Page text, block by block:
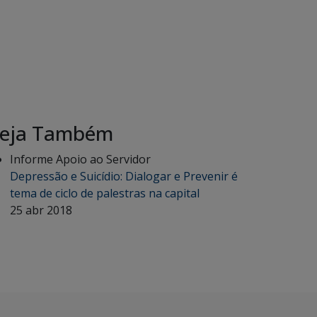
Também
Informe Apoio ao Servidor
Depressão e Suicídio: Dialogar e Prevenir é
tema de ciclo de palestras na capital
25 abr 2018